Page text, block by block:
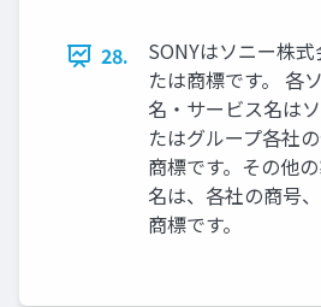
28.
SONYはソニー株
たは商標です。 各
名・サービス名は
たはグループ各社
商標です。その他
名は、各社の商号
商標です。